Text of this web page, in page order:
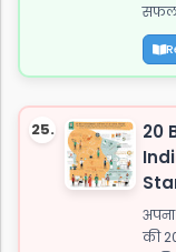
25.
20
की